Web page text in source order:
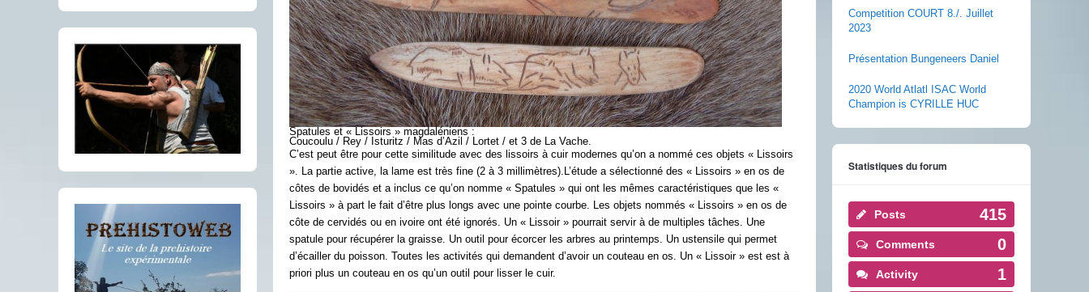
Spatules et « Lissoirs » magdaléniens :
Coucoulu / Rey / Isturitz / Mas d’Azil / Lortet / et 3 de La Vache.
C’est peut être pour cette similitude avec des lissoirs à cuir modernes qu’on a nommé ces objets « Lissoirs
». La partie active, la lame est très fine (2 à 3 millimètres).L’étude a sélectionné des « Lissoirs » en os de
côtes de bovidés et a inclus ce qu’on nomme « Spatules » qui ont les mêmes caractéristiques que les «
Lissoirs » à part le fait d’être plus longs avec une pointe courbe. Les objets nommés « Lissoirs » en os de
côte de cervidés ou en ivoire ont été ignorés. Un « Lissoir » pourrait servir à de multiples tâches. Une
spatule pour récupérer la graisse. Un outil pour écorcer les arbres au printemps. Un ustensile qui permet
d’écailler du poisson. Toutes les activités qui demandent d’avoir un couteau en os. Un « Lissoir » est est à
priori plus un couteau en os qu’un outil pour lisser le cuir.
Competition COURT 8./. Juillet
2023
Présentation Bungeneers Daniel
2020 World Atlatl ISAC World
Champion is CYRILLE HUC
Statistiques du forum
Posts 415
Comments 0
Activity 1